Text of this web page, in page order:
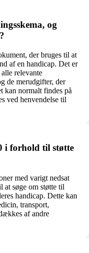
og
der bruges til at
af en handicap. Det er
relevante
de merudgifter, der
kan normalt findes på
ved henvendelse til
i forhold til støtte
med varigt nedsat
at søge om støtte til
handicap. Dette kan
transport,
af andre